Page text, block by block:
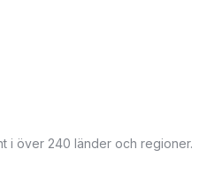
i över 240 länder och regioner.